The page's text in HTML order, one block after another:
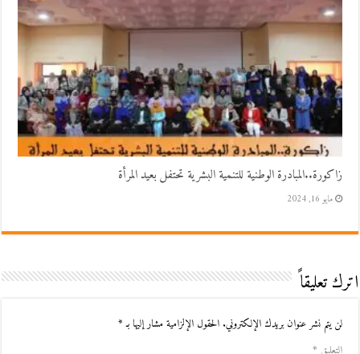
زاكورة..المبادرة الوطنية للتنمية البشرية تحتفل بعيد المرأة
مايو 16, 2024
اترك تعليقاً
لن يتم نشر عنوان بريدك الإلكتروني. الحقول الإلزامية مشار إليها بـ*